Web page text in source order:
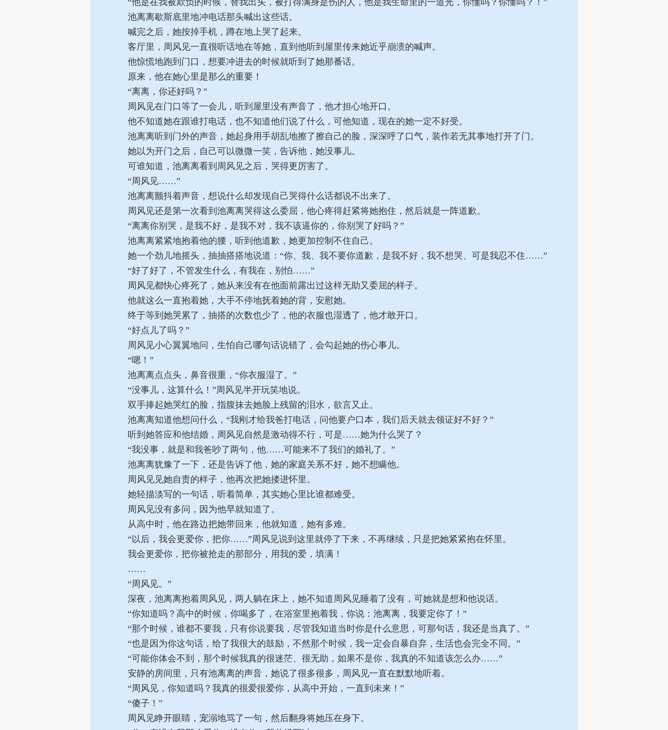
“他是在我被欺负的时候，替我出头，被打得满身是伤的人，他是我生命里的一道光，你懂吗？你懂吗？！”
池离离歇斯底里地冲电话那头喊出这些话。
喊完之后，她按掉手机，蹲在地上哭了起来。
客厅里，周风见一直很听话地在等她，直到他听到屋里传来她近乎崩溃的喊声。
他惊慌地跑到门口，想要冲进去的时候就听到了她那番话。
原来，他在她心里是那么的重要！
“离离，你还好吗？”
周风见在门口等了一会儿，听到屋里没有声音了，他才担心地开口。
他不知道她在跟谁打电话，也不知道他们说了什么，可他知道，现在的她一定不好受。
池离离听到门外的声音，她起身用手胡乱地擦了擦自己的脸，深深呼了口气，装作若无其事地打开了门。
她以为开门之后，自己可以微微一笑，告诉他，她没事儿。
可谁知道，池离离看到周风见之后，哭得更厉害了。
“周风见……”
池离离颤抖着声音，想说什么却发现自己哭得什么话都说不出来了。
周风见还是第一次看到池离离哭得这么委屈，他心疼得赶紧将她抱住，然后就是一阵道歉。
“离离你别哭，是我不好，是我不对，我不该逼你的，你别哭了好吗？”
池离离紧紧地抱着他的腰，听到他道歉，她更加控制不住自己。
她一个劲儿地摇头，抽抽搭搭地说道：“你、我、我不要你道歉，是我不好，我不想哭、可是我忍不住……”
“好了好了，不管发生什么，有我在，别怕……”
周风见都快心疼死了，她从来没有在他面前露出过这样无助又委屈的样子。
他就这么一直抱着她，大手不停地抚着她的背，安慰她。
终于等到她哭累了，抽搭的次数也少了，他的衣服也湿透了，他才敢开口。
“好点儿了吗？”
周风见小心翼翼地问，生怕自己哪句话说错了，会勾起她的伤心事儿。
“嗯！”
池离离点点头，鼻音很重，“你衣服湿了。”
“没事儿，这算什么！”周风见半开玩笑地说。
双手捧起她哭红的脸，指腹抹去她脸上残留的泪水，欲言又止。
池离离知道他想问什么，“我刚才给我爸打电话，问他要户口本，我们后天就去领证好不好？”
听到她答应和他结婚，周风见自然是激动得不行，可是……她为什么哭了？
“我没事，就是和我爸吵了两句，他……可能来不了我们的婚礼了。”
池离离犹豫了一下，还是告诉了他，她的家庭关系不好，她不想瞒他。
周风见见她自责的样子，他再次把她搂进怀里。
她轻描淡写的一句话，听着简单，其实她心里比谁都难受。
周风见没有多问，因为他早就知道了。
从高中时，他在路边把她带回来，他就知道，她有多难。
“以后，我会更爱你，把你……”周风见说到这里就停了下来，不再继续，只是把她紧紧抱在怀里。
我会更爱你，把你被抢走的那部分，用我的爱，填满！
……
“周风见。”
深夜，池离离抱着周风见，两人躺在床上，她不知道周风见睡着了没有，可她就是想和他说话。
“你知道吗？高中的时候，你喝多了，在浴室里抱着我，你说：池离离，我要定你了！”
“那个时候，谁都不要我，只有你说要我，尽管我知道当时你是什么意思，可那句话，我还是当真了。”
“也是因为你这句话，给了我很大的鼓励，不然那个时候，我一定会自暴自弃，生活也会完全不同。”
“可能你体会不到，那个时候我真的很迷茫、很无助，如果不是你，我真的不知道该怎么办……”
安静的房间里，只有池离离的声音，她说了很多很多，周风见一直在默默地听着。
“周风见，你知道吗？我真的很爱很爱你，从高中开始，一直到未来！”
“傻子！”
周风见睁开眼睛，宠溺地骂了一句，然后翻身将她压在身下。